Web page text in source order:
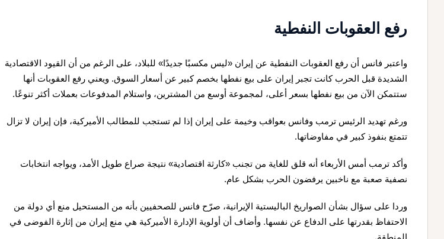
رفع العقوبات النفطية
واعتبر فانس أن رفع العقوبات النفطية عن إيران «ليس مكسبًا جديدًا» للبلاد، على الرغم من أن القيود الاقتصادية
الشديدة قبل الحرب كانت تجبر إيران على بيع نفطها بخصم كبير عن أسعار السوق. ويعني رفع العقوبات أنها
ستتمكن الآن من بيع نفطها بسعر أعلى، لمجموعة أوسع من المشترين، واستلام المدفوعات بعملات أكثر تنوعًا.
ورغم تهديد الرئيس ترمب وفانس بعواقب وخيمة على إيران إذا لم تستجب للمطالب الأميركية، فإن إيران لا تزال
تتمتع بنفوذ كبير في مفاوضاتها.
وأكد ترمب أمس الأربعاء أنه قلق للغاية من تجنب «كارثة اقتصادية» نتيجة صراع طويل الأمد، ويواجه انتخابات
نصفية صعبة مع ناخبين يرفضون الحرب بشكل عام.
وردا على سؤال بشأن الصواريخ الباليستية الإيرانية، صرّح فانس للصحفيين بأنه من المستحيل منع أي دولة من
الاحتفاظ بقدرتها على الدفاع عن نفسها. وأضاف أن أولوية الإدارة الأميركية هي منع إيران من إثارة الفوضى في